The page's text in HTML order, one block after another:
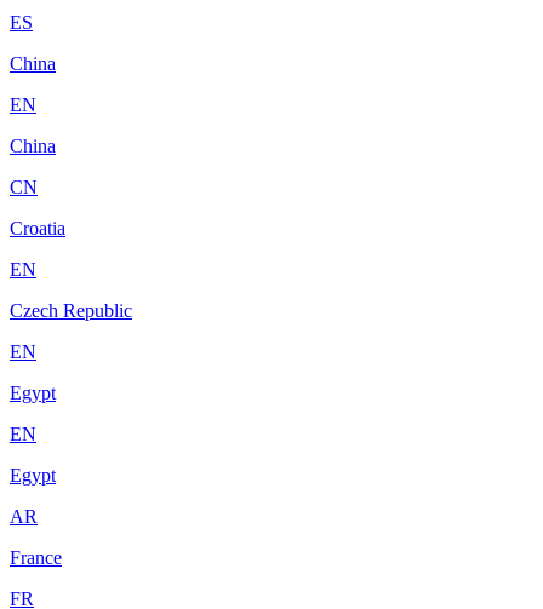
ES
China
EN
China
CN
Croatia
EN
Czech Republic
EN
Egypt
EN
Egypt
AR
France
FR